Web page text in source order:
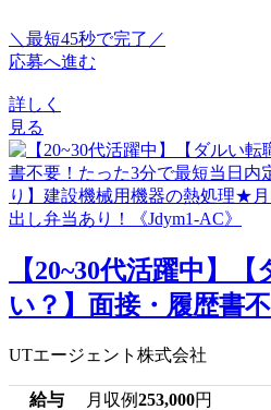
＼最短45秒で完了／
応募へ進む
詳しく
見る
【20~30代活躍中】
い？】面接・履歴書
UTエージェント株式会社
給与 月収例253,000円